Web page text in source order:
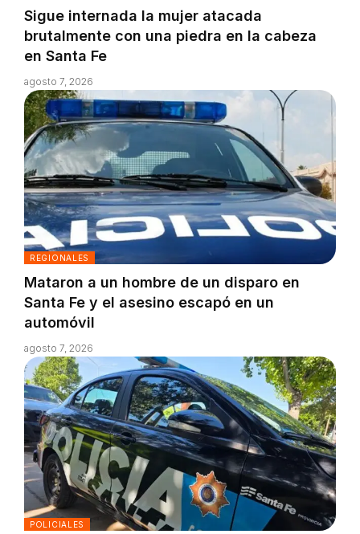
Sigue internada la mujer atacada
brutalmente con una piedra en la cabeza
en Santa Fe
agosto 7, 2026
REGIONALES
Mataron a un hombre de un disparo en
Santa Fe y el asesino escapó en un
automóvil
agosto 7, 2026
POLICIALES